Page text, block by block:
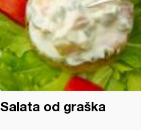
Salata od graška